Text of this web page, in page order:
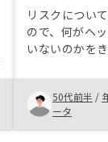
リスクについ
ので、何がヘ
いないのかを
したくれたの
しっかりした
安心感がある。
50代前半 /
ータ